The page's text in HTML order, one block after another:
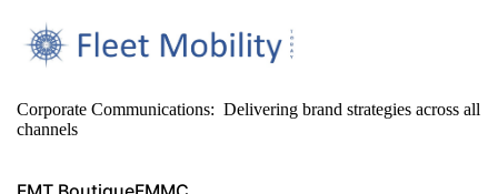
Corporate Communications: Delivering brand strategies across all
channels